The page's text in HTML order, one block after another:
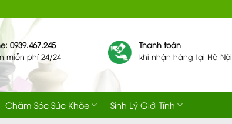
0939.467.245
miễn phí 24/24
Thanh toán
khi nhận hàng tại Hà Nội
Chăm Sóc Sức Khỏe Sinh Lý Giới Tính